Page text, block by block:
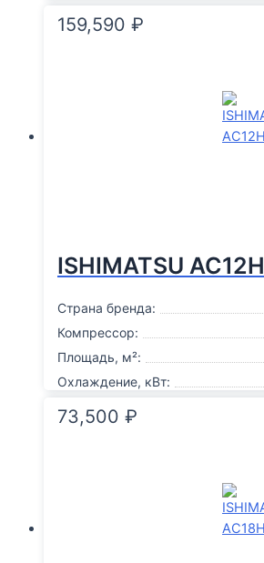
159,590 ₽
ISHIMATSU AC12H
Страна бренда:
Компрессор:
Площадь, м²:
Охлаждение, кВт:
73,500 ₽